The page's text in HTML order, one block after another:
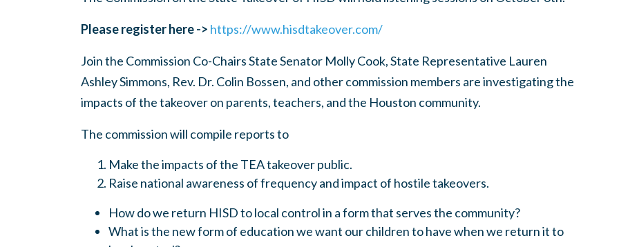
Please register here -> https://www.hisdtakeover.com/
Join the Commission Co-Chairs State Senator Molly Cook, State Representative Lauren
Ashley Simmons, Rev. Dr. Colin Bossen, and other commission members are investigating the
impacts of the takeover on parents, teachers, and the Houston community.
The commission will compile reports to
Make the impacts of the TEA takeover public.
Raise national awareness of frequency and impact of hostile takeovers.
How do we return HISD to local control in a form that serves the community?
What is the new form of education we want our children to have when we return it to